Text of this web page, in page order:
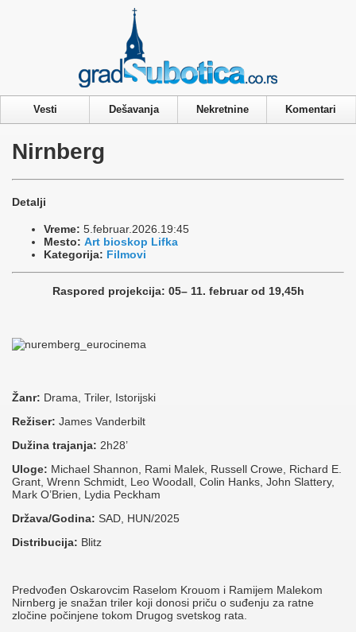
Vesti Dešavanja Nekretnine Komentari
Nirnberg
Detalji
Vreme: 5.februar.2026.19:45
Mesto: Art bioskop Lifka
Kategorija: Filmovi
Raspored projekcija: 05– 11. februar od 19,45h
Žanr: Drama, Triler, Istorijski
Režiser: James Vanderbilt
Dužina trajanja: 2h28’
Uloge: Michael Shannon, Rami Malek, Russell Crowe, Richard E.
Grant, Wrenn Schmidt, Leo Woodall, Colin Hanks, John Slattery,
Mark O’Brien, Lydia Peckham
Država/Godina: SAD, HUN/2025
Distribucija: Blitz
Predvođen Oskarovcim Raselom Krouom i Ramijem Malekom
Nirnberg je snažan triler koji donosi priču o suđenju za ratne
zločine počinjene tokom Drugog svetskog rata.
Privacy & Cookies Policy